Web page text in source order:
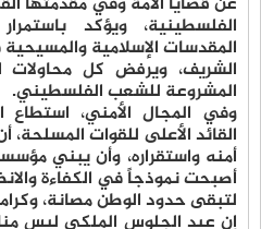
الفلسطينية، ويؤكد
المقدسات الإسلامية
الشريف، ويرفض كل محاولات
المشروعة للشعب الفلسطيني.
وفي المجال الأمني، استطاع
القائد الأعلى للقوات
أمنه واستقراره، وأن يبني
أصبحت نموذجاً في الكفاءة
لتبقى حدود الوطن مصانة،
إن عيد الجلوس الملكي ليس